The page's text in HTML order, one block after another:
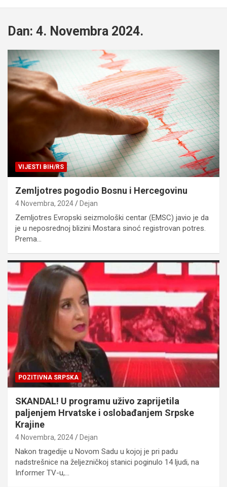
Dan: 4. Novembra 2024.
VIJESTI BIH/RS
Zemljotres pogodio Bosnu i Hercegovinu
4 Novembra, 2024 Dejan
Zemljotres Evropski seizmološki centar (EMSC) javio je da
je u neposrednoj blizini Mostara sinoć registrovan potres.
Prema…
POZITIVNA SRPSKA
SKANDAL! U programu uživo zaprijetila
paljenjem Hrvatske i oslobađanjem Srpske
Krajine
4 Novembra, 2024 Dejan
Nakon tragedije u Novom Sadu u kojoj je pri padu
nadstrešnice na željezničkoj stanici poginulo 14 ljudi, na
Informer TV-u,…